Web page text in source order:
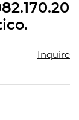
Inquire